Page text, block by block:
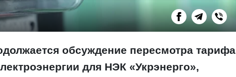
обсуждение пересмотра тарифа
для НЭК «Укрэнерго»,